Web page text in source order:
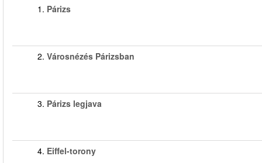
1. Párizs
2. Városnézés Párizsban
3. Párizs legjava
4. Eiffel-torony